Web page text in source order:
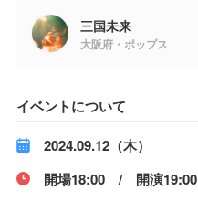
三国未来
大阪府・ポップス
イベントについて
2024.09.12（木）
開場18:00 / 開演19:00